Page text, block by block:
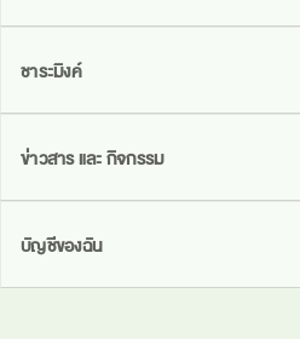
ชาระมิงค์
ข่าวสาร และ กิจกรรม
บัญชีของฉัน